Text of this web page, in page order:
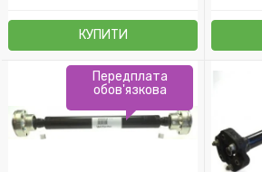
КУПИТИ
Передплата
обов'язкова